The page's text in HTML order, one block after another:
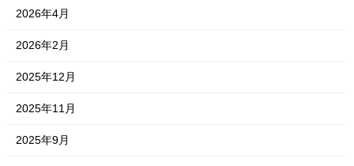
2026年4月
2026年2月
2025年12月
2025年11月
2025年9月